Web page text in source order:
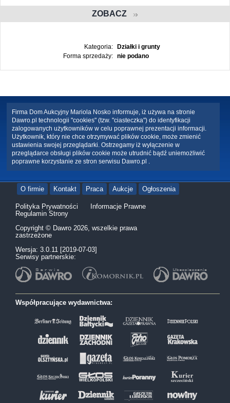
ZOBACZ
Kategoria:
Działki i grunty
Forma sprzedaży:
nie podano
Firma Dom Aukcyjny Mariola Nosko informuje, iż używa na stronie
Dawro.pl technologii "cookies" (tzw. "ciasteczka") do identyfikacji
zalogowanych użytkowników w celu poprawnej prezentacji informacji.
Użytkownik, który nie chce otrzymywać plików cookie, może zmienić
ustawienia swojej przeglądarki. Ostrzegamy iż wyłączenie w
przeglądarce obsługi plików cookie może utrudnić bądź uniemożliwić
poprawne korzystanie ze stron serwisu Dawro.pl .
O firmie Kontakt Praca Aukcje Ogłoszenia
Polityka Prywatności
Informacje Prawne
Regulamin Strony
Copyright © Dawro 2026, wszelkie prawa
zastrzeżone
Wersja: 3.0.11 [2019-07-03]
Serwisy partnerskie:
Współpracujące wydawnictwa: